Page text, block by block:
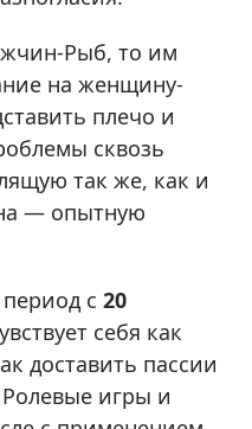
Рыб, то им
на женщину-
плечо и
сквозь
так же, как и
— опытную
с 20
себя как
доставить пассии
игры и